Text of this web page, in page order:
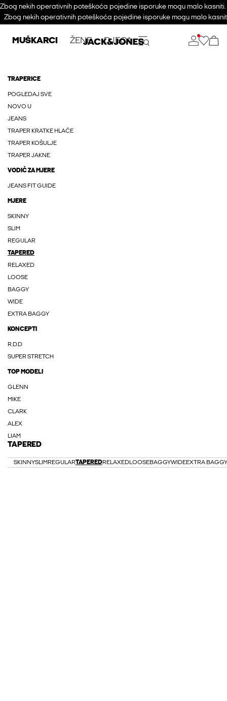
Zbog nekih operativnih poteškoća pojedine isporuke mogu malo
Zbog nekih operativnih poteškoća pojedine isporuke mogu malo
MUŠKARCI ŽENE DJECA
TRAPERICE
POGLEDAJ SVE
NOVO U
JEANS
TRAPER KRATKE HLAČE
TRAPER KOŠULJE
TRAPER JAKNE
VODIČ ZA MJERE
JEANS FIT GUIDE
MJERE
SKINNY
SLIM
REGULAR
TAPERED
RELAXED
LOOSE
BAGGY
WIDE
EXTRA BAGGY
KONCEPTI
R.D.D
SUPER STRETCH
TOP MODELI
GLENN
MIKE
CLARK
ALEX
LIAM
TAPERED
SKINNYSLIM REGULARTAPEREDRELAXEDLOOSEBAGGYWIDEEXTRA BAGGY